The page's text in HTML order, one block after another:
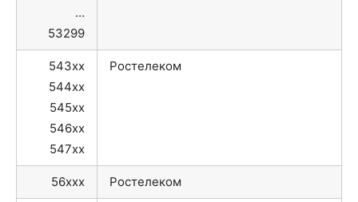
…
53299
543xx
544xx
545xx
546xx
547xx
Ростелеком
56xxx Ростелеком